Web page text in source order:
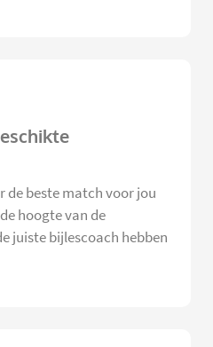
de beste match voor jou
hoogte van de
juiste bijlescoach hebben